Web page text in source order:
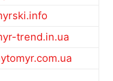
trend.in.ua